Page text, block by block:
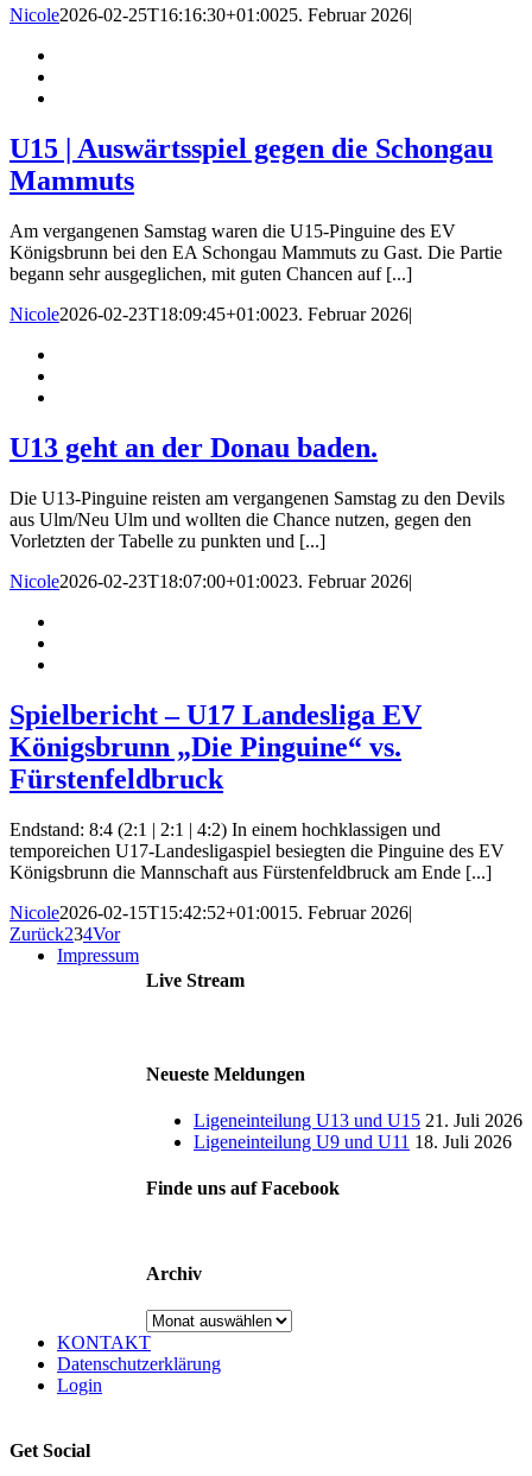
Nicole2026-02-25T16:16:30+01:0025. Februar 2026|
U15 | Auswärtsspiel gegen die Schongau
Mammuts
Am vergangenen Samstag waren die U15-Pinguine des EV
Königsbrunn bei den EA Schongau Mammuts zu Gast. Die Partie
begann sehr ausgeglichen, mit guten Chancen auf [...]
Nicole2026-02-23T18:09:45+01:0023. Februar 2026|
U13 geht an der Donau baden.
Die U13-Pinguine reisten am vergangenen Samstag zu den Devils
aus Ulm/Neu Ulm und wollten die Chance nutzen, gegen den
Vorletzten der Tabelle zu punkten und [...]
Nicole2026-02-23T18:07:00+01:0023. Februar 2026|
Spielbericht – U17 Landesliga EV
Königsbrunn „Die Pinguine“ vs.
Fürstenfeldbruck
Endstand: 8:4 (2:1 | 2:1 | 4:2) In einem hochklassigen und
temporeichen U17-Landesligaspiel besiegten die Pinguine des EV
Königsbrunn die Mannschaft aus Fürstenfeldbruck am Ende [...]
Nicole2026-02-15T15:42:52+01:0015. Februar 2026|
Zurück234Vor
Live Stream
Neueste Meldungen
Ligeneinteilung U13 und U15 21. Juli 2026
Ligeneinteilung U9 und U11 18. Juli 2026
Finde uns auf Facebook
Archiv
Archiv
Impressum
KONTAKT
Datenschutzerklärung
Login
Get Social